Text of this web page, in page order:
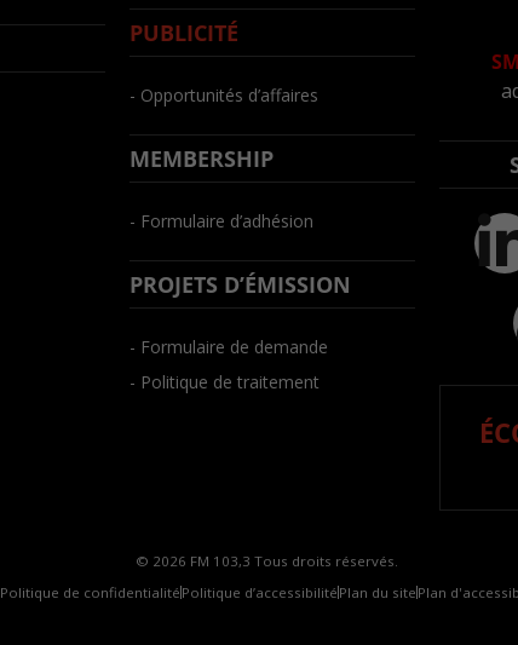
PUBLICITÉ
- Opportunités d’affaires
MEMBERSHIP
- Formulaire d’adhésion
PROJETS D’ÉMISSION
- Formulaire de demande
- Politique de traitement
© 2026 FM 103,3 Tous droits réservés.
Politique de confidentialité Politique d’accessibilité Plan du site Plan